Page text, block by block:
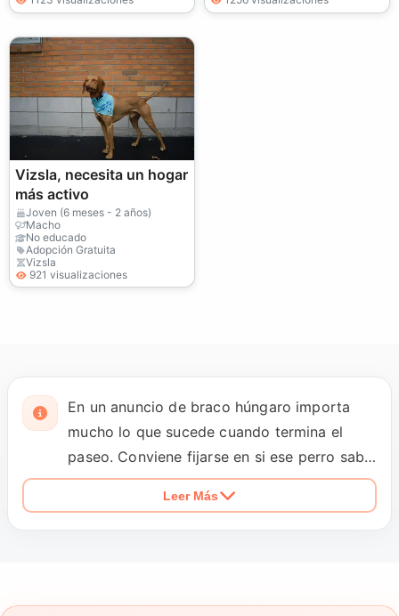
Vizsla, necesita un hogar
más activo
Joven (6 meses - 2 años)
Macho
No educado
Adopción Gratuita
Vizsla
921 visualizaciones
En un anuncio de braco húngaro importa
mucho lo que sucede cuando termina el
paseo. Conviene fijarse en si ese perro sabe
descansar dentro de casa, cuánto tiempo
lleva sin compañía y qué necesita para no
que aprende mejor completan una imagen
Leer Más